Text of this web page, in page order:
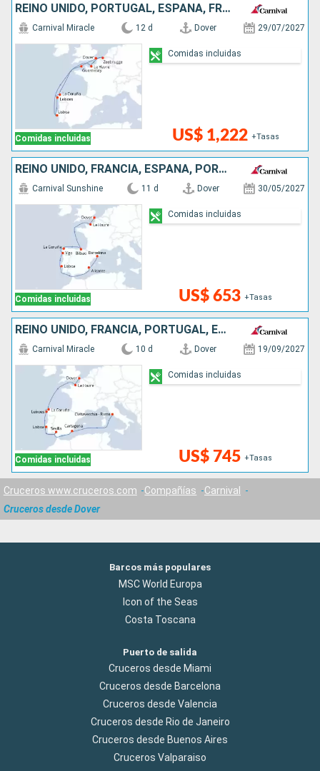
REINO UNIDO, PORTUGAL, ESPAÑA, FRANCIA, BÉLGICA
Comidas incluidas
Carnival Miracle 12 d Dover 29/07/2027
US$ 1,222 +Tasas
Comidas incluidas
REINO UNIDO, FRANCIA, ESPAÑA, PORTUGAL
Comidas incluidas
Carnival Sunshine 11 d Dover 30/05/2027
US$ 653 +Tasas
Comidas incluidas
REINO UNIDO, FRANCIA, PORTUGAL, ESPAÑA, ITALIA
Comidas incluidas
Carnival Miracle 10 d Dover 19/09/2027
US$ 745 +Tasas
Comidas incluidas
Cruceros www.cruceros.com Compañías
Carnival
Cruceros desde Dover
Barcos más populares
MSC World Europa
Icon of the Seas
Costa Toscana
Puerto de salida
Cruceros desde Miami
Cruceros desde Barcelona
Cruceros desde Valencia
Cruceros desde Rio de Janeiro
Cruceros desde Buenos Aires
Cruceros Valparaiso